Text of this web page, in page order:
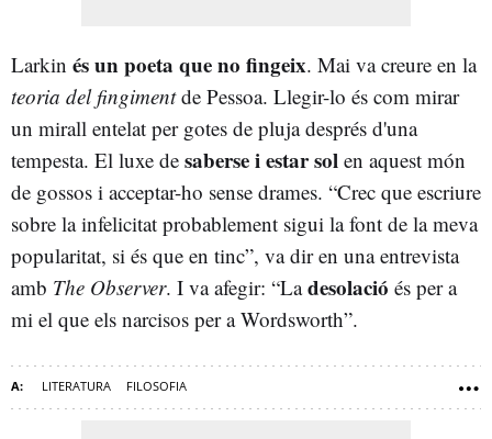
Larkin és un poeta que no fingeix. Mai va creure en la
teoria del fingimentde Pessoa. Llegir-lo és com mirar
un mirall entelat per gotes de pluja després d'una
tempesta. El luxe de saberse i estar sol en aquest món
de gossos i acceptar-ho sense drames. “Crec que escriure
sobre la infelicitat probablement sigui la font de la meva
popularitat, si és que en tinc”, va dir en una entrevista
amb The Observer. I va afegir: “Ladesolació és per a
mi el que els narcisos per a Wordsworth”.
LITERATURA FILOSOFIA